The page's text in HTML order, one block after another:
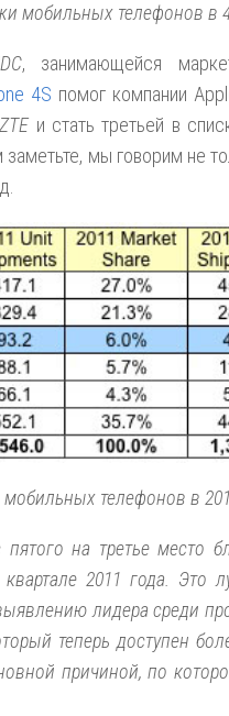
мобильных телефонов в
, занимающейся
4S помог компании
ZTEи стать третьей в
мы говорим не
телефонов в
пятого на третье место
2011 года. Это
лидера среди
теперь доступен
причиной, по